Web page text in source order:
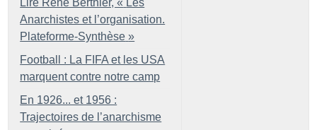
Lire René Berthier, « Les
Anarchistes et l’organisation.
Plateforme-Synthèse »
Football : La FIFA et les USA
marquent contre notre camp
En 1926... et 1956 :
Trajectoires de l’anarchisme